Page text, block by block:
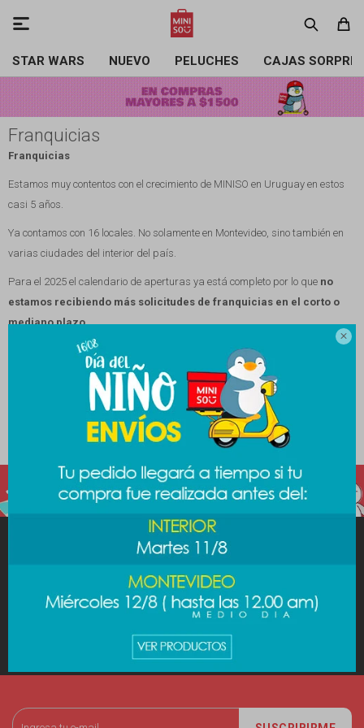

STAR WARS NUEVO PELUCHES CAJAS

Franquicias
Franquicias
Estamos muy contentos con el crecimiento de MINISO en Uruguay en estos
casi 5 años.
Ya contamos con 16 locales. No solamente en Montevideo, sino también en
varias ciudades del interior del país.
Para el 2025 el calendario de aperturas ya está completo por lo que no
estamos recibiendo más solicitudes de franquicias en el corto o
mediano plazo.
Preguntas frecuentes